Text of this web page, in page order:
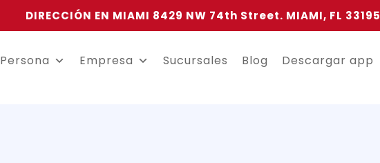
DIRECCIÓN EN MIAMI 8429 NW 74th Street. MIAMI, FL 33195
Persona Empresa Sucursales Blog Descargar app